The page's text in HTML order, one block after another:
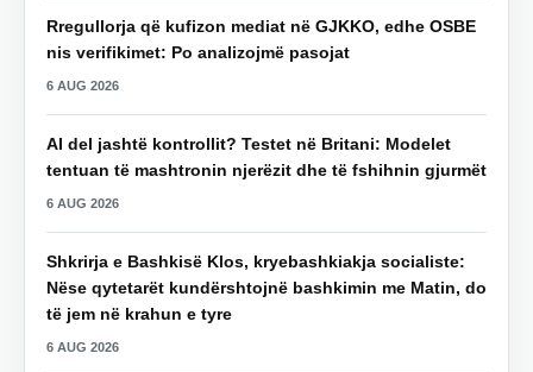
Rregullorja që kufizon mediat në GJKKO, edhe OSBE
nis verifikimet: Po analizojmë pasojat
6 AUG 2026
AI del jashtë kontrollit? Testet në Britani: Modelet
tentuan të mashtronin njerëzit dhe të fshihnin gjurmët
6 AUG 2026
Shkrirja e Bashkisë Klos, kryebashkiakja socialiste:
Nëse qytetarët kundërshtojnë bashkimin me Matin, do
të jem në krahun e tyre
6 AUG 2026